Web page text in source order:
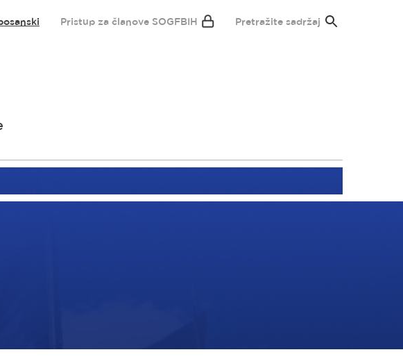
Pristup za članove SOGFBIH Pretražite sadržaj